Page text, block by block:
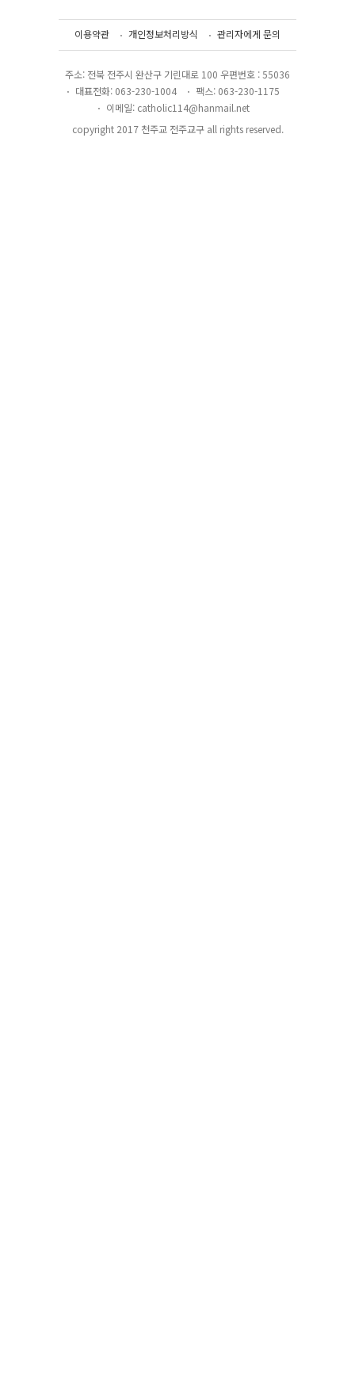
이용약관 개인정보처리방식 관리자에게 문의
주소: 전북 전주시 완산구 기린대로 100 우편번호 : 55036
대표전화: 063-230-1004
팩스: 063-230-1175
이메일: catholic114@hanmail.net
copyright 2017 천주교 전주교구 all rights reserved.